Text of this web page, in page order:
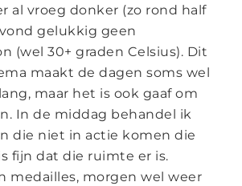
al vroeg donker (zo rond half
gelukkig geen
(wel 30+ graden Celsius). Dit
maakt de dagen soms wel
maar het is ook gaaf om
In de middag behandel ik
die niet in actie komen die
fijn dat die ruimte er is.
medailles, morgen wel weer